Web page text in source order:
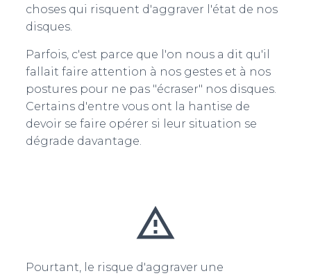
choses qui risquent d'aggraver l'état de nos
disques.
Parfois, c'est parce que l'on nous a dit qu'il
fallait faire attention à nos gestes et à nos
postures pour ne pas "écraser" nos disques.
Certains d'entre vous ont la hantise de
devoir se faire opérer si leur situation se
dégrade davantage.
Pourtant, le risque d'aggraver une